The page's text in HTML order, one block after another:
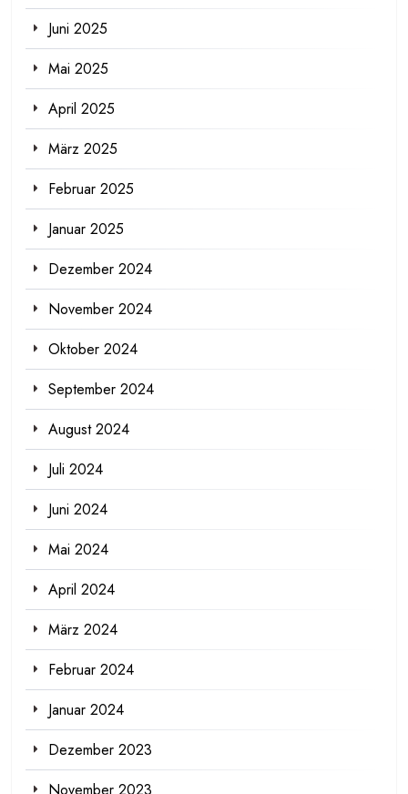
Juni 2025
Mai 2025
April 2025
März 2025
Februar 2025
Januar 2025
Dezember 2024
November 2024
Oktober 2024
September 2024
August 2024
Juli 2024
Juni 2024
Mai 2024
April 2024
März 2024
Februar 2024
Januar 2024
Dezember 2023
November 2023